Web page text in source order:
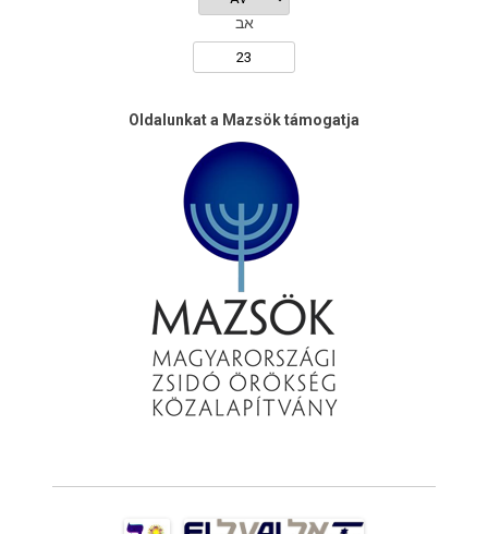
אב
Oldalunkat a Mazsök támogatja